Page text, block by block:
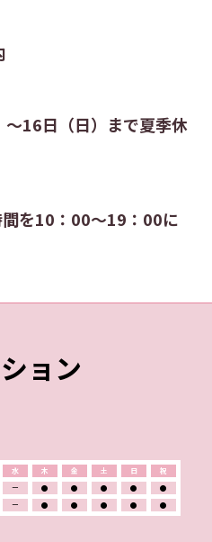
16日（日）まで夏季休
を10：00～19：00に
ョン
水 木 金 土 日
祝
ー ● ● ● ●
●
ー ● ● ● ● ●